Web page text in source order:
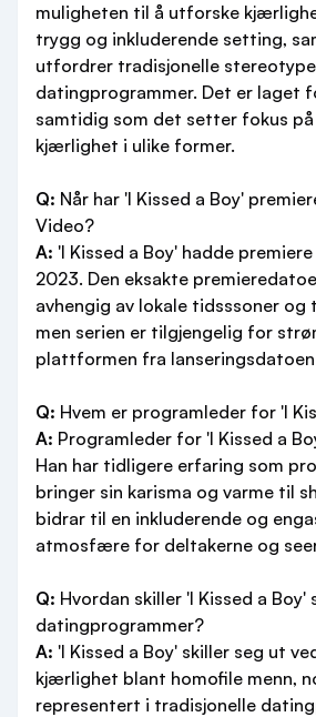
muligheten til å utforske
trygg og inkluderende setting,
utfordrer tradisjonelle
datingprogrammer. Det er laget
samtidig som det setter fokus
kjærlighet i ulike former.
Q: Når har 'I Kissed a Boy'
Video?
A: 'I Kissed a Boy' hadde
2023. Den eksakte
avhengig av lokale tidsssoner og
men serien er tilgjengelig for
plattformen fra
Q: Hvem er programleder for 'I
A: Programleder for 'I Kissed a
Han har tidligere erfaring som
bringer sin karisma og varme til
bidrar til en inkluderende og
atmosfære for deltakerne og
Q: Hvordan skiller 'I Kissed a Boy'
datingprogrammer?
A: 'I Kissed a Boy' skiller seg ut
kjærlighet blant homofile menn,
representert i tradisjonelle